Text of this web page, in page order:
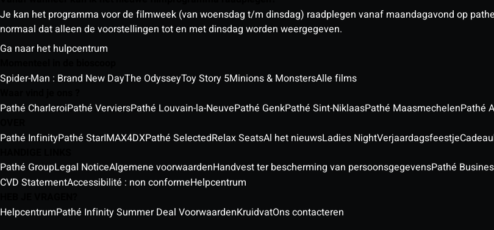
Je kan het programma voor de filmweek (van woensdag t/m dinsdag) raadplegen vanaf maandagavond op
normaal dat alleen de voorstellingen tot en met dinsdag worden weergegeven.
Ga naar het hulpcentrum
Spider-Man : Brand New DayThe OdysseyToy Story 5Minions & MonstersAlle films
Pathé CharleroiPathé VerviersPathé Louvain-la-NeuvePathé GenkPathé Sint-NiklaasPathé MaasmechelenPathé
Pathé InfinityPathé StarIMAX4DXPathé SelectedRelax SeatsAl het nieuwsLadies NightVerjaardagsfeestje
Pathé GroupLegal NoticeAlgemene voorwaardenHandvest ter bescherming van persoonsgegevensPathé
CVD StatementAccessibilité : non conformeHelpcentrum
HelpcentrumPathé Infinity Summer Deal VoorwaardenKruidvatOns contacteren